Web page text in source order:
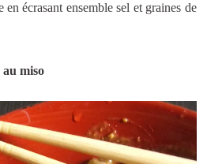
écrasant ensemble sel et graines de
au miso